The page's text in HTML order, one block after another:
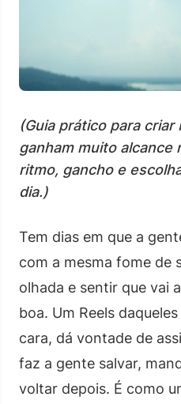
(Guia prático para criar
ganham muito alcance
ritmo, gancho e
dia.)
Tem dias em que a
com a mesma fome de
olhada e sentir que vai
boa. Um Reels
cara, dá vontade de
faz a gente salvar,
voltar depois. É como